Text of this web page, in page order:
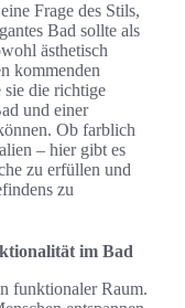
Frage des Stils,
Bad sollte als
ästhetisch
kommenden
sie die richtige
und einer
Ob farblich
– hier gibt es
zu erfüllen und
zu
im Bad
funktionaler Raum.